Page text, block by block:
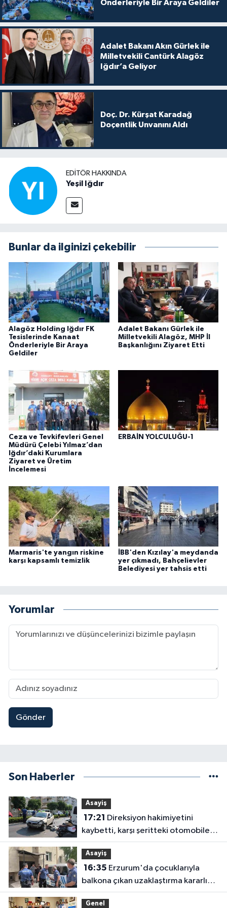
Önderleriyle Bir Araya Geldiler
Adalet Bakanı Akın Gürlek ile
Milletvekili Cantürk Alagöz
Iğdır’a Geliyor
Doç. Dr. Kürşat Karadağ
Doçentlik Unvanını Aldı
EDITÖR HAKKINDA
Yeşil Iğdır
Bunlar da ilginizi çekebilir
Alagöz Holding Iğdır FK
Tesislerinde Kanaat
Önderleriyle Bir Araya
Geldiler
Adalet Bakanı Gürlek ile
Milletvekili Alagöz, MHP İl
Başkanlığını Ziyaret Etti
Ceza ve Tevkifevleri Genel
Müdürü Çelebi Yılmaz’dan
Iğdır’daki Kurumlara
Ziyaret ve Üretim
İncelemesi
ERBAİN YOLCULUĞU-1
Marmaris'te yangın riskine
karşı kapsamlı temizlik
İBB'den Kızılay'a meydanda
yer çıkmadı, Bahçelievler
Belediyesi yer tahsis etti
Yorumlar
Gönder
Son Haberler
Asayiş
17:21
kaybetti, karşı şeritteki otomobile
çarptı
Asayiş
16:35
balkona çıkan uzaklaştırma kararlı
koca ikna edildi
Genel